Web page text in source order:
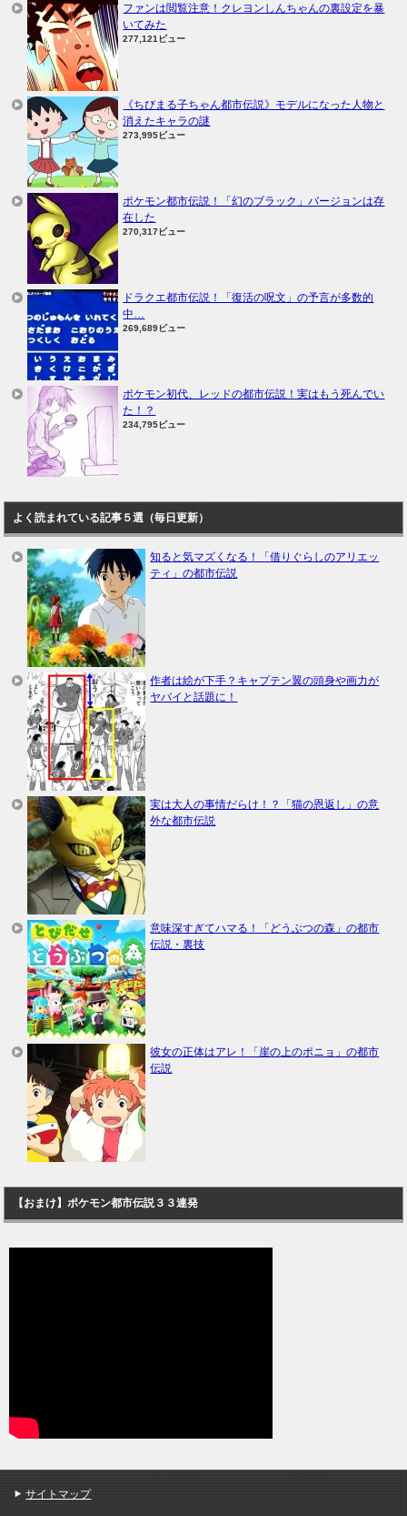
ファンは閲覧注意！クレヨンしんちゃんの裏設定を暴
いてみた
277,121ビュー
《ちびまる子ちゃん都市伝説》モデルになった人物と
消えたキャラの謎
273,995ビュー
ポケモン都市伝説！「幻のブラック」バージョンは存
在した
270,317ビュー
ドラクエ都市伝説！「復活の呪文」の予言が多数的
中…
269,689ビュー
ポケモン初代、レッドの都市伝説！実はもう死んでい
た！？
234,795ビュー
よく読まれている記事５選（毎日更新）
知ると気マズくなる！「借りぐらしのアリエッ
ティ」の都市伝説
作者は絵が下手？キャプテン翼の頭身や画力が
ヤバイと話題に！
実は大人の事情だらけ！？「猫の恩返し」の意
外な都市伝説
意味深すぎてハマる！「どうぶつの森」の都市
伝説・裏技
彼女の正体はアレ！「崖の上のポニョ」の都市
伝説
【おまけ】ポケモン都市伝説３３連発
サイトマップ